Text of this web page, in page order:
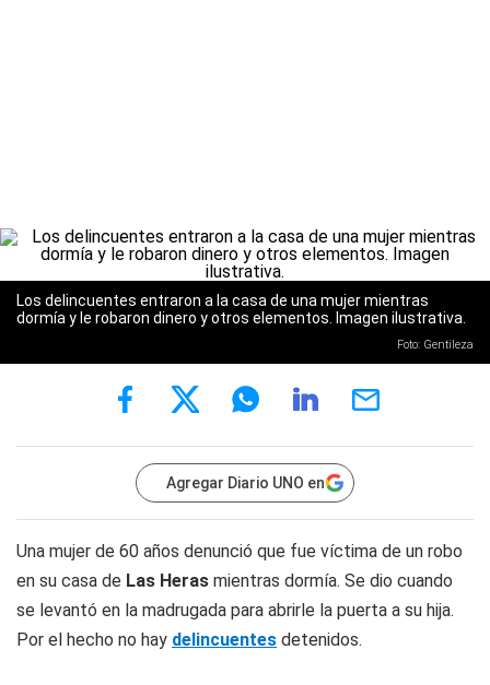
Los delincuentes entraron a la casa de una mujer mientras
dormía y le robaron dinero y otros elementos. Imagen ilustrativa.
Foto: Gentileza
Agregar Diario UNO en
Una mujer de 60 años denunció que fue víctima de un robo
en su casa de Las Heras mientras dormía. Se dio cuando
se levantó en la madrugada para abrirle la puerta a su hija.
Por el hecho no hay delincuentes detenidos.